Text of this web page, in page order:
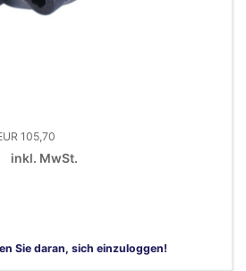
105,70
inkl. MwSt.
Sie daran, sich einzuloggen!